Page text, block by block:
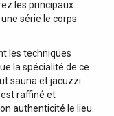
les principaux
série le corps
les techniques
la spécialité de ce
sauna et jacuzzi
raffiné et
authenticité le lieu.